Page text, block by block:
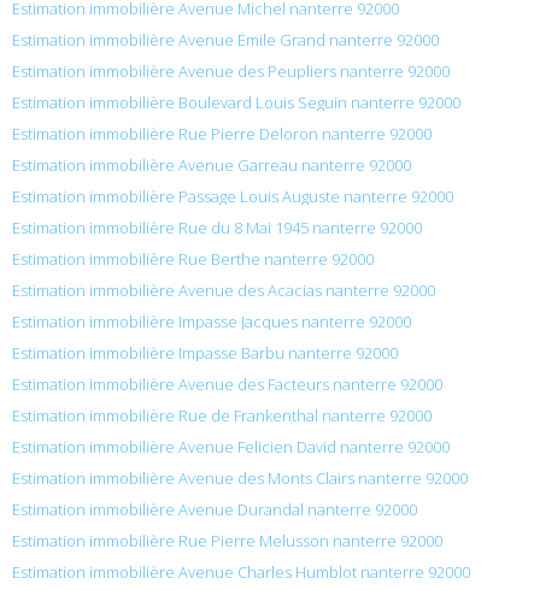
Estimation immobilière Avenue Michel nanterre 92000
Estimation immobilière Avenue Émile Grand nanterre 92000
Estimation immobilière Avenue des Peupliers nanterre 92000
Estimation immobilière Boulevard Louis Seguin nanterre 92000
Estimation immobilière Rue Pierre Deloron nanterre 92000
Estimation immobilière Avenue Garreau nanterre 92000
Estimation immobilière Passage Louis Auguste nanterre 92000
Estimation immobilière Rue du 8 Mai 1945 nanterre 92000
Estimation immobilière Rue Berthe nanterre 92000
Estimation immobilière Avenue des Acacias nanterre 92000
Estimation immobilière Impasse Jacques nanterre 92000
Estimation immobilière Impasse Barbu nanterre 92000
Estimation immobilière Avenue des Facteurs nanterre 92000
Estimation immobilière Rue de Frankenthal nanterre 92000
Estimation immobilière Avenue Felicien David nanterre 92000
Estimation immobilière Avenue des Monts Clairs nanterre 92000
Estimation immobilière Avenue Durandal nanterre 92000
Estimation immobilière Rue Pierre Melusson nanterre 92000
Estimation immobilière Avenue Charles Humblot nanterre 92000